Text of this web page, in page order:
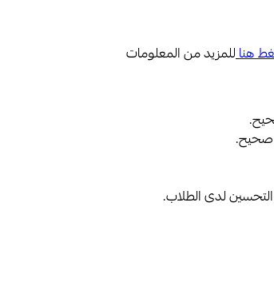
هناللمزيد من المعلومات
صحيح.
لدى الطلاب.